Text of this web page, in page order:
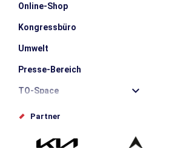
Online-Shop
Kongressbüro
Umwelt
Presse-Bereich
TO-Space
Offices de tourisme
Partner